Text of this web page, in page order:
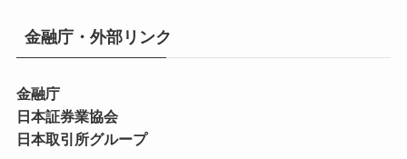
金融庁・外部リンク
金融庁
日本証券業協会
日本取引所グループ